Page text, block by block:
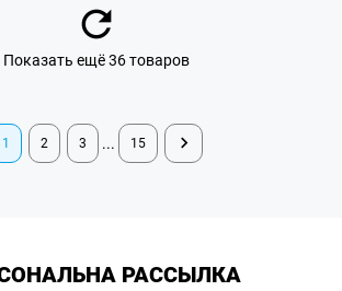
Показать ещё 36 товаров
1 2 3 ... 15
РАССЫЛКА